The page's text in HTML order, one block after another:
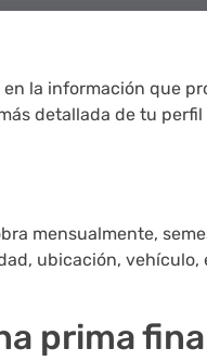
en la información que
detallada de tu perfil
mensualmente,
ubicación, vehículo,
prima